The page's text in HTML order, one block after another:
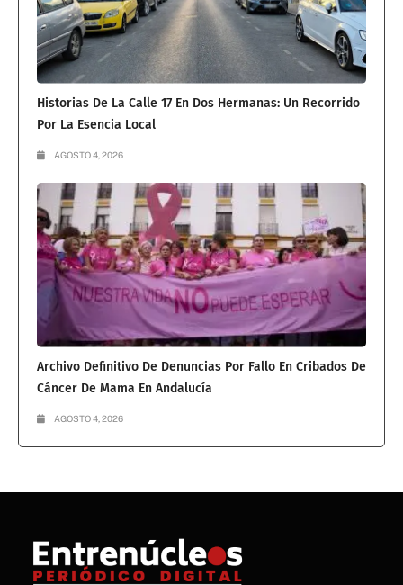
Historias De La Calle 17 En Dos Hermanas: Un Recorrido
Por La Esencia Local
AGOSTO 4, 2026
Archivo Definitivo De Denuncias Por Fallo En Cribados De
Cáncer De Mama En Andalucía
AGOSTO 4, 2026